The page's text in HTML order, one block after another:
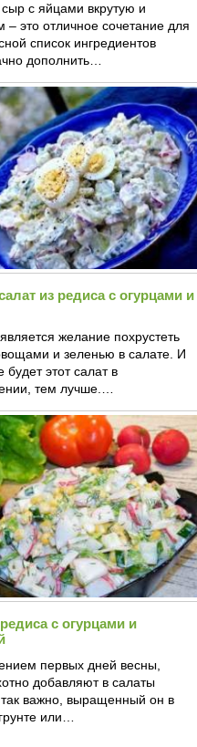
с яйцами вкрутую и
– это отличное сочетание для
список ингредиентов
дополнить…
из редиса с огурцами и
желание похрустеть
и зеленью в салате. И
этот салат в
тем лучше.…
с огурцами и
первых дней весны,
добавляют в салаты
важно, выращенный он в
или…